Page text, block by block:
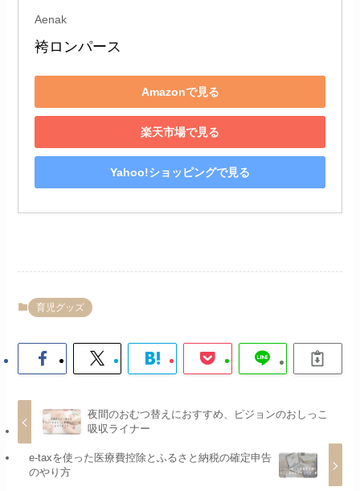
Aenak
袴ロンパース
Amazonで見る
楽天市場で見る
Yahoo!ショッピングで見る
育児グッズ
夜間のおむつ替えにおすすめ、ピジョンのおしっこ
吸収ライナー
e-taxを使った医療費控除とふるさと納税の確定申告
のやり方